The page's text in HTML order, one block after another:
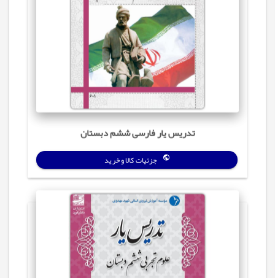
تدریس‌ یار فارسی ششم دبستان
جزئیات کالا و خرید